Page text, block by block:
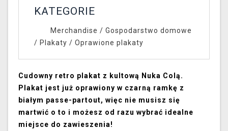
KATEGORIE
Merchandise / Gospodarstwo domowe
/ Plakaty / Oprawione plakaty
Cudowny retro plakat z kultową Nuka Colą.
Plakat jest już oprawiony w czarną ramkę z
białym passe-partout, więc nie musisz się
martwić o to i możesz od razu wybrać idealne
miejsce do zawieszenia!